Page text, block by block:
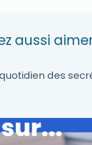
aussi
des